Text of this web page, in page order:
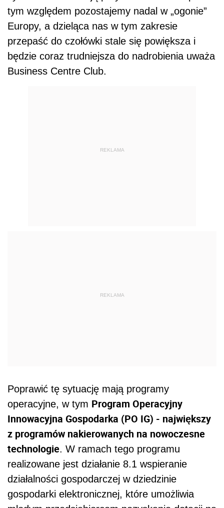
tym względem pozostajemy nadal w „ogonie”
Europy, a dzieląca nas w tym zakresie
przepaść do czołówki stale się powiększa i
będzie coraz trudniejsza do nadrobienia uważa
Business Centre Club.
REKLAMA
REKLAMA
Poprawić tę sytuację mają programy
operacyjne, w tym Program Operacyjny
Innowacyjna Gospodarka (PO IG) - największy
z programów nakierowanych na nowoczesne
technologie. W ramach tego programu
realizowane jest działanie 8.1 wspieranie
działalności gospodarczej w dziedzinie
gospodarki elektronicznej, które umożliwia